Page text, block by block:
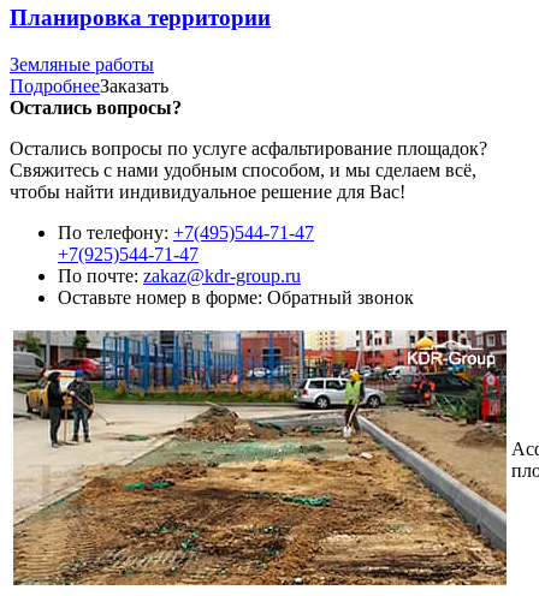
Планировка территории
Земляные работы
ПодробнееЗаказать
Остались вопросы?
Остались вопросы по услуге асфальтирование площадок?
Свяжитесь с нами удобным способом, и мы сделаем всё,
чтобы найти индивидуальное решение для Вас!
По телефону: +7(495)544-71-47
+7(925)544-71-47
По почте: zakaz@kdr-group.ru
Оставьте номер в форме: Обратный звонок